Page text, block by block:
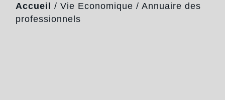
Accueil / Vie Economique / Annuaire des
professionnels